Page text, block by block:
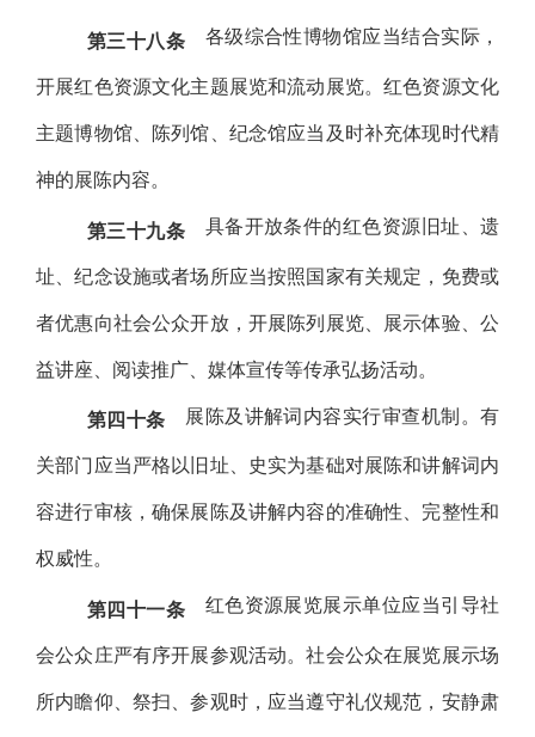
第三十八条 各级综合性博物馆应当结合实际，
开展红色资源文化主题展览和流动展览。红色资源文化
主题博物馆、陈列馆、纪念馆应当及时补充体现时代精
神的展陈内容。
第三十九条 具备开放条件的红色资源旧址、遗
址、纪念设施或者场所应当按照国家有关规定，免费或
者优惠向社会公众开放，开展陈列展览、展示体验、公
益讲座、阅读推广、媒体宣传等传承弘扬活动。
第四十条 展陈及讲解词内容实行审查机制。有
关部门应当严格以旧址、史实为基础对展陈和讲解词内
容进行审核，确保展陈及讲解内容的准确性、完整性和
权威性。
第四十一条 红色资源展览展示单位应当引导社
会公众庄严有序开展参观活动。社会公众在展览展示场
所内瞻仰、祭扫、参观时，应当遵守礼仪规范，安静肃